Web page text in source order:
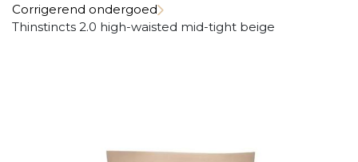
Corrigerend ondergoed
Thinstincts 2.0 high-waisted mid-tight beige